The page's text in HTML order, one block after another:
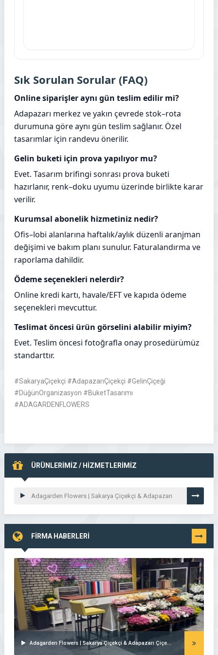
Sık Sorulan Sorular (FAQ)
Online siparişler aynı gün teslim edilir mi?
Adapazarı merkez ve yakın çevrede stok–rota
durumuna göre aynı gün teslim sağlanır. Özel
tasarımlar için randevu önerilir.
Gelin buketi için prova yapılıyor mu?
Evet. Tasarım brifingi sonrası prova buketi
hazırlanır, renk–doku uyumu üzerinde birlikte karar
verilir.
Kurumsal abonelik hizmetiniz nedir?
Ofis–lobi alanlarına haftalık/aylık düzenli aranjman
değişimi ve bakım planı sunulur. Faturalandırma ve
raporlama dahildir.
Ödeme seçenekleri nelerdir?
Online kredi kartı, havale/EFT ve kapıda ödeme
seçenekleri mevcuttur.
Teslimat öncesi ürün görselini alabilir miyim?
Evet. Teslim öncesi fotoğrafla onay prosedürümüz
standarttır.
#SakaryaÇiçekçi #AdapazarıÇiçekçi #GelinÇiçeği
#DüğünOrganizasyon #BuketTasarımı
#ADAGARDENFLOWERS
ÜRÜNLERİMİZ / HİZMETLERİMİZ
Adagarden Flowers | Sakarya Çiçekçi & Adapazarı
Çiçekçi – Buket – Gelin Çiçeği – Düğün-Nişan –
FİRMA HABERLERİ TÜMÜNÜ
GÖR
Adagarden Flowers | Sakarya Çiçekçi & Adapazarı Çiçekçi – Buket – Gelin Çiçeği – Düğün-Nişan – Organizasyon – Online Sipariş